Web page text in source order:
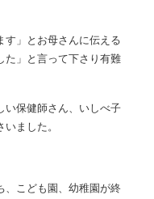
す」とお母さんに伝える
た」と言って下さり有難
い保健師さん、いしべ子
ました。
、こども園、幼稚園が終